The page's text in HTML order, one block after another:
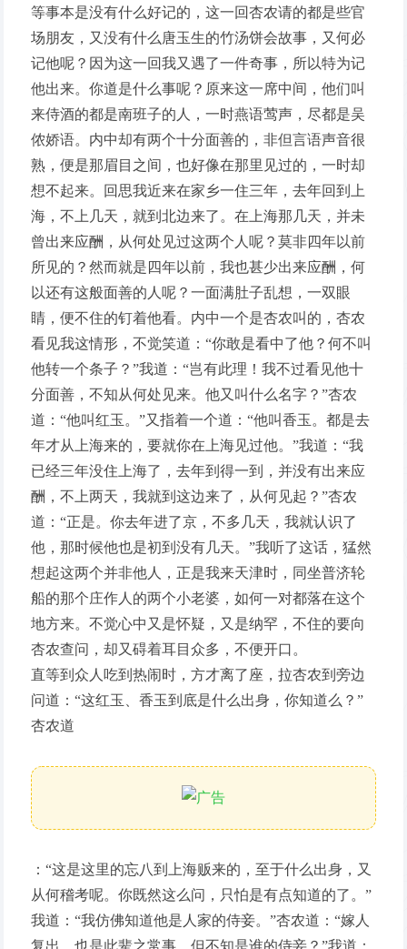
等事本是没有什么好记的，这一回杏农请的都是些官
场朋友，又没有什么唐玉生的竹汤饼会故事，又何必
记他呢？因为这一回我又遇了一件奇事，所以特为记
他出来。你道是什么事呢？原来这一席中间，他们叫
来侍酒的都是南班子的人，一时燕语莺声，尽都是吴
侬娇语。内中却有两个十分面善的，非但言语声音很
熟，便是那眉目之间，也好像在那里见过的，一时却
想不起来。回思我近来在家乡一住三年，去年回到上
海，不上几天，就到北边来了。在上海那几天，并未
曾出来应酬，从何处见过这两个人呢？莫非四年以前
所见的？然而就是四年以前，我也甚少出来应酬，何
以还有这般面善的人呢？一面满肚子乱想，一双眼
睛，便不住的钉着他看。内中一个是杏农叫的，杏农
看见我这情形，不觉笑道：“你敢是看中了他？何不叫
他转一个条子？”我道：“岂有此理！我不过看见他十
分面善，不知从何处见来。他又叫什么名字？”杏农
道：“他叫红玉。”又指着一个道：“他叫香玉。都是去
年才从上海来的，要就你在上海见过他。”我道：“我
已经三年没住上海了，去年到得一到，并没有出来应
酬，不上两天，我就到这边来了，从何见起？”杏农
道：“正是。你去年进了京，不多几天，我就认识了
他，那时候他也是初到没有几天。”我听了这话，猛然
想起这两个并非他人，正是我来天津时，同坐普济轮
船的那个庄作人的两个小老婆，如何一对都落在这个
地方来。不觉心中又是怀疑，又是纳罕，不住的要向
杏农查问，却又碍着耳目众多，不便开口。
直等到众人吃到热闹时，方才离了座，拉杏农到旁边
问道：“这红玉、香玉到底是什么出身，你知道么？”
杏农道
：“这是这里的忘八到上海贩来的，至于什么出身，又
从何稽考呢。你既然这么问，只怕是有点知道的了。”
我道：“我仿佛知道他是人家的侍妾。”杏农道：“嫁人
复出，也是此辈之常事。但不知是谁的侍妾？”我道：